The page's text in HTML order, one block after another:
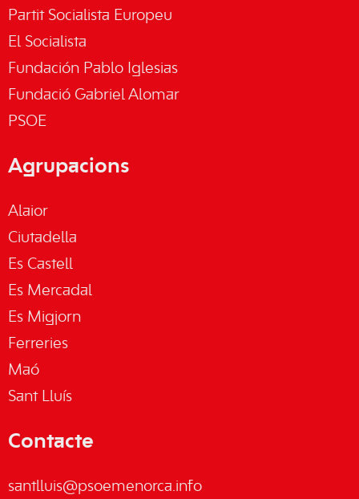
Partit Socialista Europeu
El Socialista
Fundación Pablo Iglesias
Fundació Gabriel Alomar
PSOE
Agrupacions
Alaior
Ciutadella
Es Castell
Es Mercadal
Es Migjorn
Ferreries
Maó
Sant Lluís
Contacte
santlluis@psoemenorca.info